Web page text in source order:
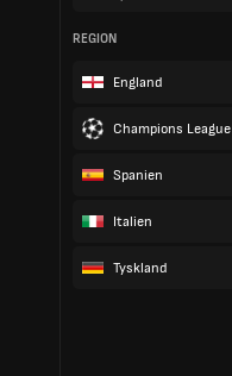
REGION
England
Champions League
Spanien
Italien
Tyskland